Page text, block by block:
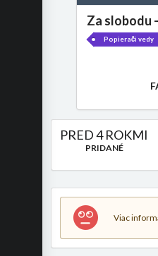
Za slobodu
Popierači vedy
PRED 4 ROKMI
PRIDANÉ
Viac